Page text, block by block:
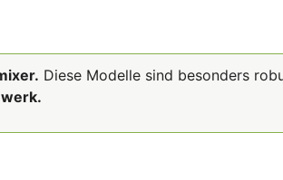
Diese Modelle sind besonders